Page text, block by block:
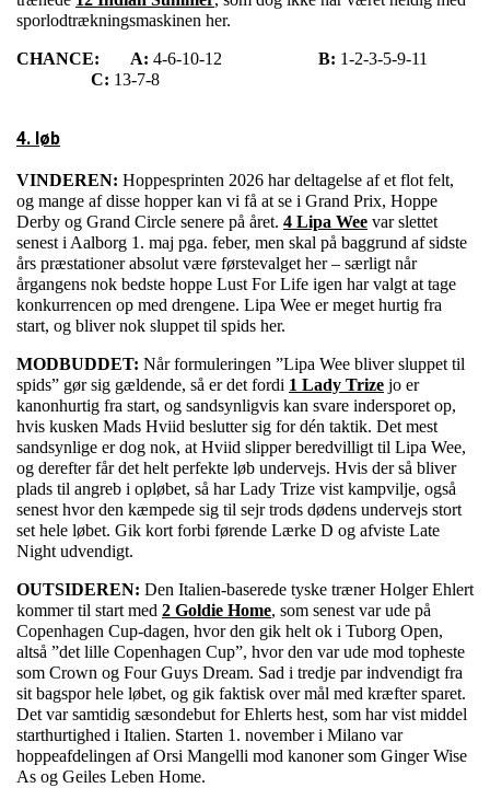
sporlodtrækningsmaskinen her.
CHANCE: A: 4-6-10-12 B: 1-2-3-5-9-11
C: 13-7-8
4. løb
VINDEREN: Hoppesprinten 2026 har deltagelse af et flot felt,
og mange af disse hopper kan vi få at se i Grand Prix, Hoppe
Derby og Grand Circle senere på året. 4 Lipa Wee var slettet
senest i Aalborg 1. maj pga. feber, men skal på baggrund af sidste
års præstationer absolut være førstevalget her – særligt når
årgangens nok bedste hoppe Lust For Life igen har valgt at tage
konkurrencen op med drengene. Lipa Wee er meget hurtig fra
start, og bliver nok sluppet til spids her.
MODBUDDET: Når formuleringen ”Lipa Wee bliver sluppet til
spids” gør sig gældende, så er det fordi 1 Lady Trize jo er
kanonhurtig fra start, og sandsynligvis kan svare indersporet op,
hvis kusken Mads Hviid beslutter sig for dén taktik. Det mest
sandsynlige er dog nok, at Hviid slipper beredvilligt til Lipa Wee,
og derefter får det helt perfekte løb undervejs. Hvis der så bliver
plads til angreb i opløbet, så har Lady Trize vist kampvilje, også
senest hvor den kæmpede sig til sejr trods dødens undervejs stort
set hele løbet. Gik kort forbi førende Lærke D og afviste Late
Night udvendigt.
OUTSIDEREN: Den Italien-baserede tyske træner Holger Ehlert
kommer til start med 2 Goldie Home, som senest var ude på
Copenhagen Cup-dagen, hvor den gik helt ok i Tuborg Open,
altså ”det lille Copenhagen Cup”, hvor den var ude mod topheste
som Crown og Four Guys Dream. Sad i tredje par indvendigt fra
sit bagspor hele løbet, og gik faktisk over mål med kræfter sparet.
Det var samtidig sæsondebut for Ehlerts hest, som har vist middel
starthurtighed i Italien. Starten 1. november i Milano var
hoppeafdelingen af Orsi Mangelli mod kanoner som Ginger Wise
As og Geiles Leben Home.